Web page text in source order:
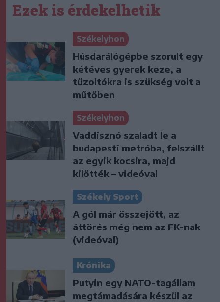
Ezek is érdekelhetik
Székelyhon
Húsdarálógépbe szorult egy
kétéves gyerek keze, a
tűzoltókra is szükség volt a
műtőben
Székelyhon
Vaddisznó szaladt le a
budapesti metróba, felszállt
az egyik kocsira, majd
kilőtték – videóval
Székely Sport
A gól már összejött, az
áttörés még nem az FK-nak
(videóval)
Krónika
Putyin egy NATO-tagállam
megtámadására készül az